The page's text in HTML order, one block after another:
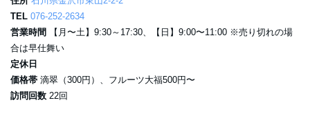
TEL 076-252-2634
営業時間
【月〜土】9:30～17:30、【日】9:00〜11:00 ※売り切れの場
合は早仕舞い
定休日
価格帯 滴翠（300円）、フルーツ大福500円〜
訪問回数 22回